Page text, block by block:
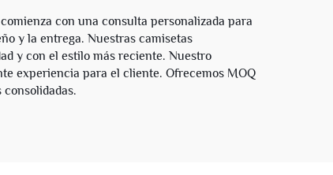
con una consulta personalizada para
y la entrega. Nuestras camisetas
y con el estilo más reciente. Nuestro
experiencia para el cliente. Ofrecemos MOQ